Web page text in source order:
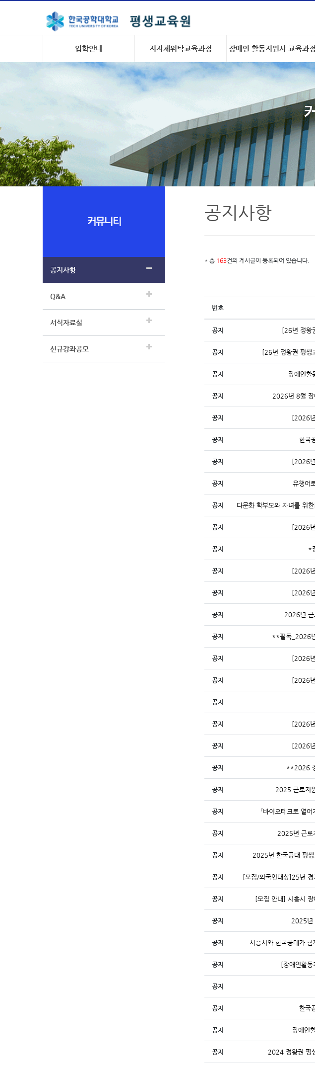
입학안내 지자체위탁교육과정 장애인 활동지원사 교육과정
커뮤니티
공지사항
Q&A
서식자료실
신규강좌공모
공지사항
* 총 163건의 게시글이 등록되어 있습니다.
번호
공지 [26년 정왕
공지 [26년 정왕권 평생
공지 장애인활
공지 2026년 8월 장
공지 [2026
공지 한국
공지 [2026
공지 유행어
공지
공지 [2026
공지 *
공지 [2026
공지 [2026
공지 2026년 근
공지 **필독_2026
공지 [2026
공지 [2026
공지
공지 [2026
공지 [2026
공지 **2026
공지 2025 근로지
공지 「바이오테크로 열
공지 2025년 근로
공지 2025년 한국공대 평생
공지 [모집/외국인대상]25년 경
공지 [모집 안내] 시흥시
공지 2025년
공지 시흥시와 한국공대가 함
공지 [장애인활동
공지
공지 한국
공지 장애인
공지 2024 정왕권 평